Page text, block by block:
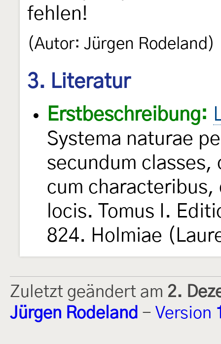
fehlen!
(Autor: Jürgen Rodeland)
3. Literatur
Erstbeschreibung:
Systema naturae
secundum
cum
locis. Tomus I.
824. Holmiae
Zuletzt geändert am 2.
Jürgen Rodeland - Version